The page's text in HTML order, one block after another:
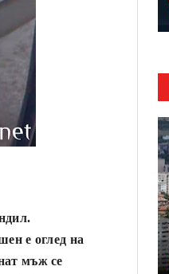
е оглед на
мъж се